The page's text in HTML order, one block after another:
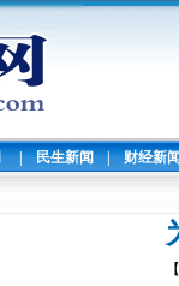
| 民生新闻 | 财经新